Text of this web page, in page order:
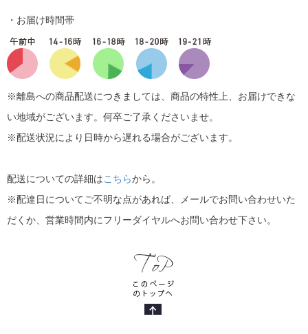
・お届け時間帯
※離島への商品配送につきましては、商品の特性上、お届けできな
い地域がございます。何卒ご了承くださいませ。
※配送状況により日時から遅れる場合がございます。
配送についての詳細はこちらから。
※配達日についてご不明な点があれば、メールでお問い合わせいた
だくか、営業時間内にフリーダイヤルへお問い合わせ下さい。